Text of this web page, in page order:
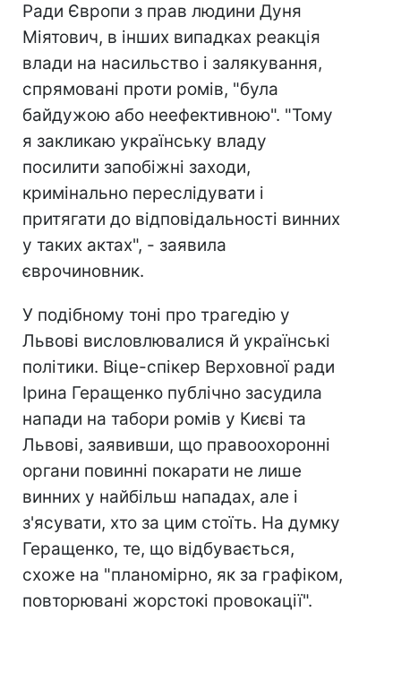
Ради Європи з прав людини Дуня
Міятович, в інших випадках реакція
влади на насильство і залякування,
спрямовані проти ромів, "була
байдужою або неефективною". "Тому
я закликаю українську владу
посилити запобіжні заходи,
кримінально переслідувати і
притягати до відповідальності винних
у таких актах", - заявила
єврочиновник.
У подібному тоні про трагедію у
Львові висловлювалися й українські
політики. Віце-спікер Верховної ради
Ірина Геращенко публічно засудила
напади на табори ромів у Києві та
Львові, заявивши, що правоохоронні
органи повинні покарати не лише
винних у найбільш нападах, але і
з'ясувати, хто за цим стоїть. На думку
Геращенко, те, що відбувається,
схоже на "планомірно, як за графіком,
повторювані жорстокі провокації".